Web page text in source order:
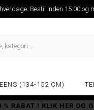
Bestil inden 15:00
(134-152 CM)
RABAT ! KLIK HER OG